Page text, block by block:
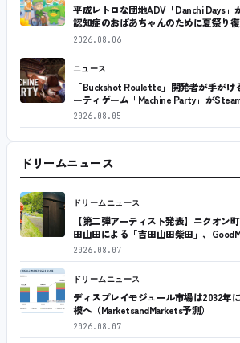
平成レトロな団地ADV「Danchi Days」
認知症のおばあちゃんのために夏祭り
2026.08.06
ニュース
「Buckshot Roulette」開発者が手がけ
ーティゲーム「Machine Party」が
2026.08.05
ドリームニュース
ドリームニュース
【第二弾アーティスト発表】ニクオン
田山田による「吉田山田柴田」、
2026.08.07
ドリームニュース
ディスプレイモジュール市場は2032年
模へ（MarketsandMarkets予測）
2026.08.07